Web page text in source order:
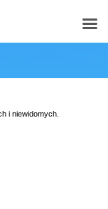
i niewidomych.